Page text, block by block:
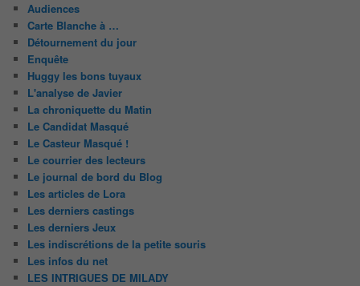
Audiences
Carte Blanche à …
Détournement du jour
Enquête
Huggy les bons tuyaux
L'analyse de Javier
La chroniquette du Matin
Le Candidat Masqué
Le Casteur Masqué !
Le courrier des lecteurs
Le journal de bord du Blog
Les articles de Lora
Les derniers castings
Les derniers Jeux
Les indiscrétions de la petite souris
Les infos du net
LES INTRIGUES DE MILADY